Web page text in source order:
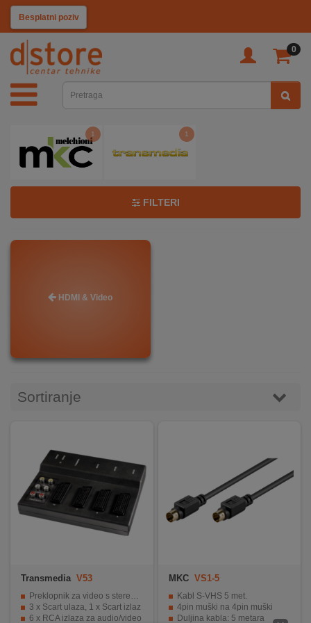
Pozovi i naruči
0
KATEGORIJE
TV
SAT
MOBILNI
UREĐAJI
KABLOVI
KUĆANSKI
&
KLIMATIZACIJA
SECURITY
1 1
FILTERI
HDMI & Video
Sortiranje
Transmedia V53
Preklopnik za video s stereo zvukom
3 x Scart ulaza, 1 x Scart izlaz
6 x RCA izlaza za audio/video
MKC VS1-5
Kabl S-VHS 5 met.
4pin muški na 4pin muški
Duljina kabla: 5 metara